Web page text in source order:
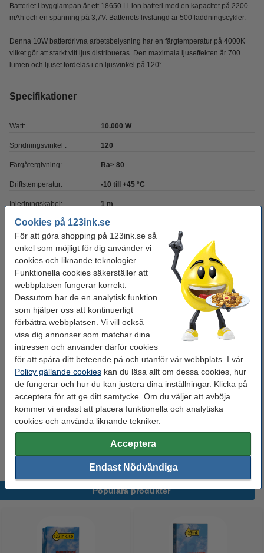
Cookies på 123ink.se
För att göra shopping på 123ink.se så
enkel som möjligt för dig använder vi
cookies och liknande teknologier.
Funktionella cookies säkerställer att
webbplatsen fungerar korrekt.
Dessutom har de en analytisk funktion
som hjälper oss att kontinuerligt
förbättra webbplatsen. Vi vill också
visa dig annonser som matchar dina
intressen och använder därför cookies
för att spåra ditt beteende på och utanför vår webbplats. I vår
Policy gällande cookies kan du läsa allt om dessa cookies, hur
de fungerar och hur du kan justera dina inställningar. Klicka på
acceptera för att ge ditt samtycke. Om du väljer att avböja
kommer vi endast att placera funktionella och analytiska
cookies och använda liknande tekniker.
Acceptera
Endast Nödvändiga
Batteriet i bygglampan är ett 18650 Li-ion batteri med en kapacitet på 2200
mAh och en spänning på 3,7V. Batteriets livslängd är 500 laddningscykler.
Denna 10W batterdrivna arbetsbelysning har en färgtemperatur på 4000K
vilket gör att starkt vitt ljus distribueras. Den maximala ljuseffekten är 700
lumen och ljuset fördelas i en ljusvinkel på 120°.
Specifikationer
Watt: 10.000 W
Spridningsvinkel : 120
Färgåtergivning: Ra> 80
Driftstemperatur: -10 till +45 °C
Inledningskabel: 1 m
Extra info: Bruksanvisning
Färg: gul
203.000 x 245.000
Varumärke: 123ink
Höjd: 50.000
Ljusflöde: 700
Färgtemperatur: 4.000 K
Säkerhetsnivå:
Strömförsörjning: batterier
Dimbar: nej
Populära produkter